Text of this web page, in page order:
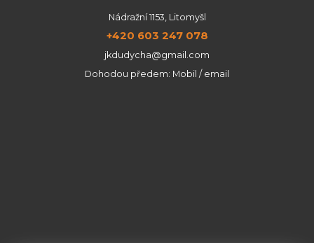
Nádražní 1153, Litomyšl
+420 603 247 078
jkdudycha@gmail.com
Dohodou předem: Mobil / email